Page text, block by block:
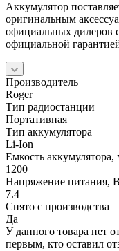
Аккумулятор
оригинальным
официальных дилеров
официальной
Производитель
Roger
Тип радиостанции
Портативная
Тип аккумулятора
Li-Ion
Емкость
1200
Напряжение питания, В
7.4
Снято с производства
Да
У данного товара нет
первым, кто оставил